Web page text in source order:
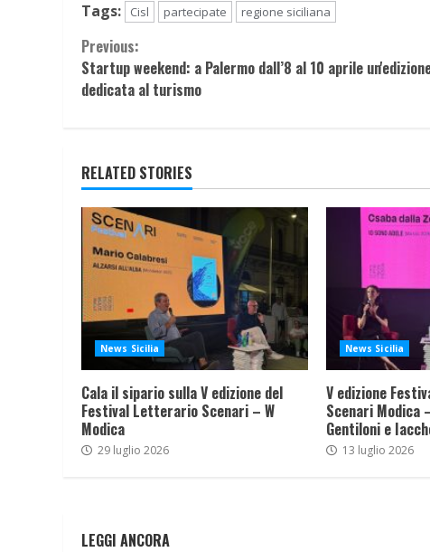
Tags:
Cisl partecipate regione siciliana
Continue
Reading
Previous:
Startup weekend: a Palermo dall’8 al 10 aprile
dedicata al turismo
RELATED STORIES
News Sicilia
Cala il sipario sulla V edizione del
Festival Letterario Scenari – W
Modica
29 luglio 2026
News Sicilia
V edizione
Scenari Modica
Gentiloni e
13 luglio 2026
LEGGI ANCORA